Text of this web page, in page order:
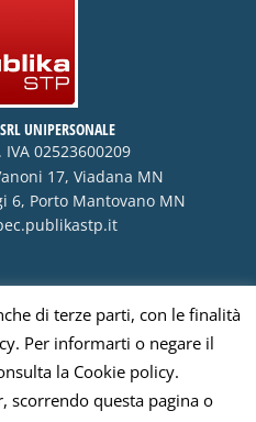
UNIPERSONALE
IVA 02523600209
17, Viadana MN
6, Porto Mantovano MN
Stripe MasterCardCash
On
Delivery
di terze parti, con le finalità
Per informarti o negare il
la Cookie policy.
scorrendo questa pagina o